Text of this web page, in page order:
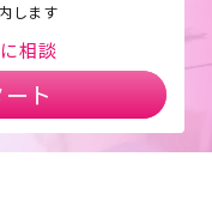
します
相談
ト